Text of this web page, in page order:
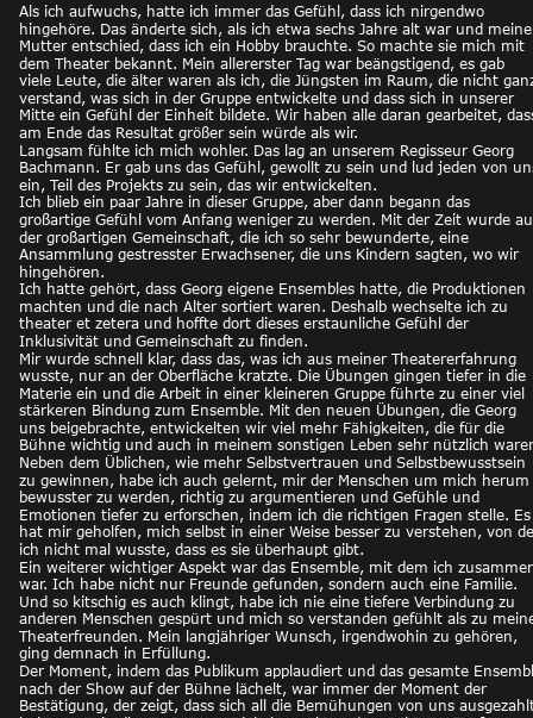
Als ich aufwuchs, hatte ich immer das Gefühl, dass ich nirgendwo
hingehöre. Das änderte sich, als ich etwa sechs Jahre alt war und
Mutter entschied, dass ich ein Hobby brauchte. So machte sie mich mit
dem Theater bekannt. Mein allererster Tag war beängstigend, es gab
viele Leute, die älter waren als ich, die Jüngsten im Raum, die nicht
verstand, was sich in der Gruppe entwickelte und dass sich in unserer
Mitte ein Gefühl der Einheit bildete. Wir haben alle daran gearbeitet,
am Ende das Resultat größer sein würde als wir.
Langsam fühlte ich mich wohler. Das lag an unserem Regisseur Georg
Bachmann. Er gab uns das Gefühl, gewollt zu sein und lud jeden von
ein, Teil des Projekts zu sein, das wir entwickelten.
Ich blieb ein paar Jahre in dieser Gruppe, aber dann begann das
großartige Gefühl vom Anfang weniger zu werden. Mit der Zeit wurde
der großartigen Gemeinschaft, die ich so sehr bewunderte, eine
Ansammlung gestresster Erwachsener, die uns Kindern sagten, wo wir
hingehören.
Ich hatte gehört, dass Georg eigene Ensembles hatte, die Produktionen
machten und die nach Alter sortiert waren. Deshalb wechselte ich zu
theater et zetera und hoffte dort dieses erstaunliche Gefühl der
Inklusivität und Gemeinschaft zu finden.
Mir wurde schnell klar, dass das, was ich aus meiner Theatererfahrung
wusste, nur an der Oberfläche kratzte. Die Übungen gingen tiefer in die
Materie ein und die Arbeit in einer kleineren Gruppe führte zu einer viel
stärkeren Bindung zum Ensemble. Mit den neuen Übungen, die Georg
uns beigebrachte, entwickelten wir viel mehr Fähigkeiten, die für die
Bühne wichtig und auch in meinem sonstigen Leben sehr nützlich
Neben dem Üblichen, wie mehr Selbstvertrauen und Selbstbewusstsein
zu gewinnen, habe ich auch gelernt, mir der Menschen um mich herum
bewusster zu werden, richtig zu argumentieren und Gefühle und
Emotionen tiefer zu erforschen, indem ich die richtigen Fragen stelle.
hat mir geholfen, mich selbst in einer Weise besser zu verstehen, von
ich nicht mal wusste, dass es sie überhaupt gibt.
Ein weiterer wichtiger Aspekt war das Ensemble, mit dem ich
war. Ich habe nicht nur Freunde gefunden, sondern auch eine Familie.
Und so kitschig es auch klingt, habe ich nie eine tiefere Verbindung zu
anderen Menschen gespürt und mich so verstanden gefühlt als zu
Theaterfreunden. Mein langjähriger Wunsch, irgendwohin zu gehören,
ging demnach in Erfüllung.
Der Moment, indem das Publikum applaudiert und das gesamte
nach der Show auf der Bühne lächelt, war immer der Moment der
Bestätigung, der zeigt, dass sich all die Bemühungen von uns